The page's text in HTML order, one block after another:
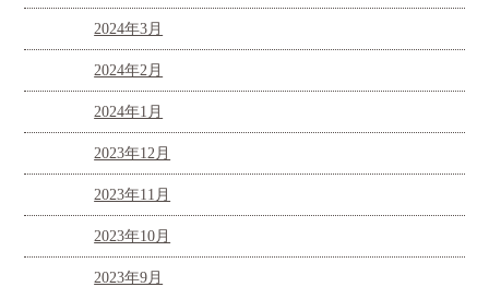
2024年3月
2024年2月
2024年1月
2023年12月
2023年11月
2023年10月
2023年9月